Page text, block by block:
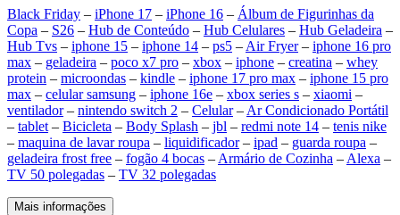
Black Friday – iPhone 17 – iPhone 16 – Álbum de Figurinhas da
Copa – S26 – Hub de Conteúdo – Hub Celulares – Hub Geladeira –
Hub Tvs – iphone 15 – iphone 14 – ps5 – Air Fryer– iphone 16 pro
max – geladeira – poco x7 pro – xbox – iphone – creatina – whey
protein – microondas – kindle – iphone 17 pro max – iphone 15 pro
max – celular samsung – iphone 16e – xbox series s – xiaomi –
ventilador– nintendo switch 2 – Celular– Ar Condicionado Portátil
– tablet – Bicicleta – Body Splash – jbl – redmi note 14 – tenis nike
– maquina de lavar roupa – liquidificador– ipad – guarda roupa –
geladeira frost free – fogão 4 bocas – Armário de Cozinha – Alexa –
TV 50 polegadas – TV 32 polegadas
Mais informações